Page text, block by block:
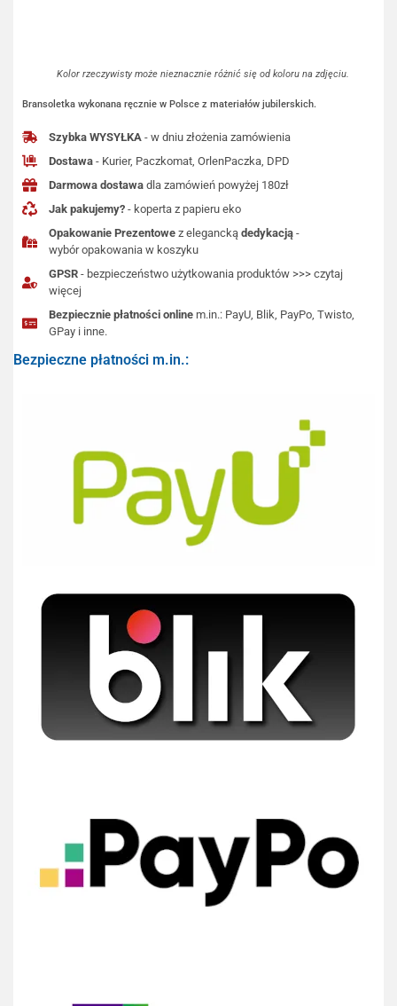
Kolor rzeczywisty może nieznacznie różnić się od koloru na zdjęciu.
Bransoletka wykonana ręcznie w Polsce z materiałów jubilerskich.
Szybka WYSYŁKA - w dniu złożenia zamówienia
Dostawa - Kurier, Paczkomat, OrlenPaczka, DPD
Darmowa dostawa dla zamówień powyżej 180zł
Jak pakujemy? - koperta z papieru eko
Opakowanie Prezentowe z eleganckądedykacją -
wybór opakowania w koszyku
GPSR - bezpieczeństwo użytkowania produktów >>> czytaj
więcej
Bezpiecznie płatności online m.in.: PayU, Blik, PayPo, Twisto,
GPay i inne.
Bezpieczne płatności m.in.: